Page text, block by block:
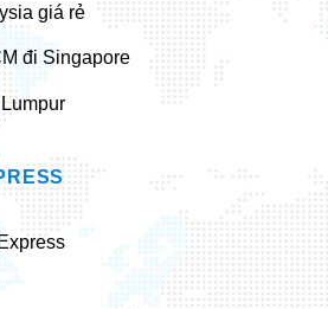
giá rẻ
đi Singapore